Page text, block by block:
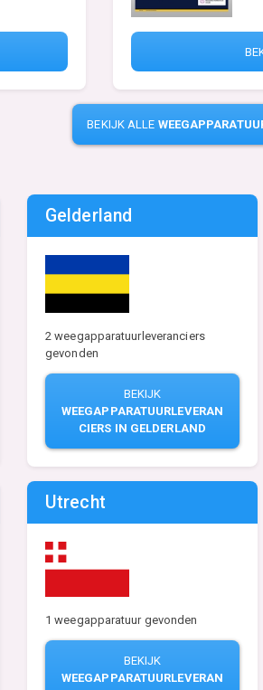
BEKIJK ALLE
Gelderland
2 weegapparatuurleveranciers
gevonden
BEKIJK
WEEGAPPARATUURLEVERAN
CIERS IN GELDERLAND
Utrecht
1 weegapparatuur gevonden
BEKIJK
WEEGAPPARATUURLEVERAN